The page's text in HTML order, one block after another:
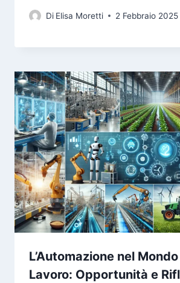
Di Elisa Moretti 2 Febbraio 2025
L’Automazione nel
Lavoro: Opportunità e